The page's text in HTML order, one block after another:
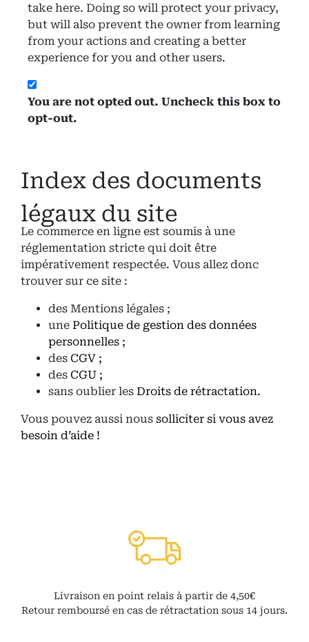
take here. Doing so will protect your privacy,
but will also prevent the owner from learning
from your actions and creating a better
experience for you and other users.
You are not opted out. Uncheck this box to
opt-out.
Index des documents
légaux du site
Le commerce en ligne est soumis à une
réglementation stricte qui doit être
impérativement respectée. Vous allez donc
trouver sur ce site :
des Mentions légales ;
une Politique de gestion des données
personnelles ;
des CGV ;
des CGU ;
sans oublier les Droits de rétractation.
Vous pouvez aussi nous solliciter si vous avez
besoin d’aide !
Livraison en point relais à partir de 4,50€
Retour remboursé en cas de rétractation sous 14 jours.